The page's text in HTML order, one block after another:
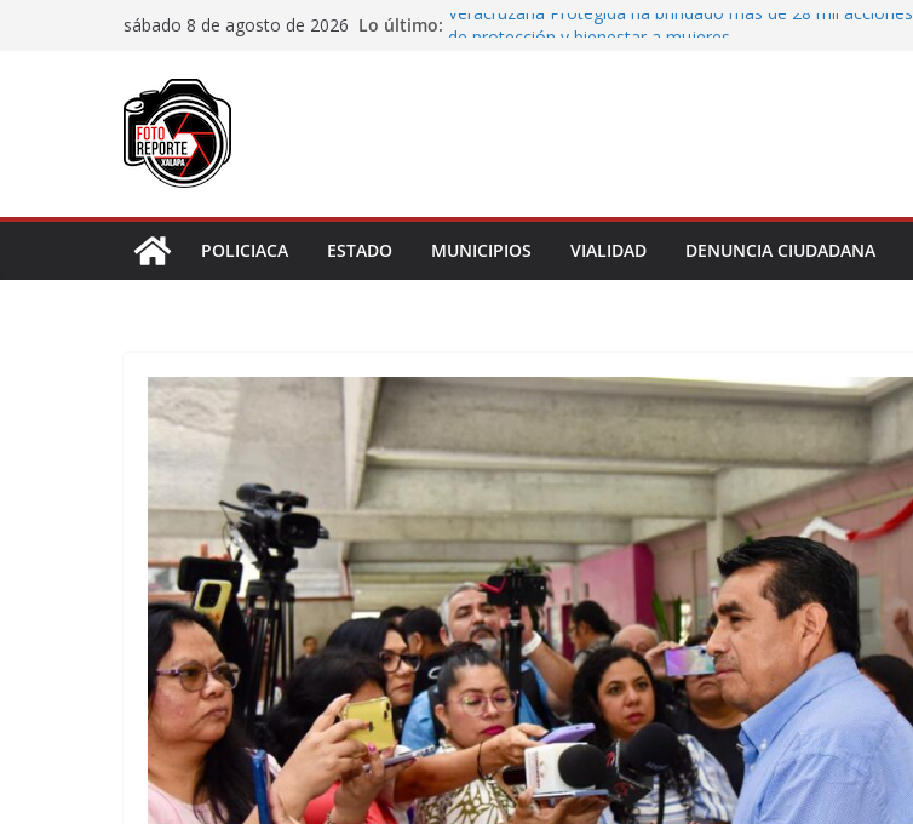
sábado 8 de agosto de 2026 Lo último: Veracruzana Protegida ha brindado más de 28 mil acciones
actividades gratuitas a las familias
POLICIACA
ESTADO MUNICIPIOS VIALIDAD DENUNCIA CIUDADANA